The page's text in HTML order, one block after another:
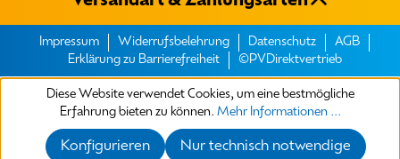
Impressum Widerrufsbelehrung Datenschutz
AGB
Erklärung zu Barrierefreiheit
©PVDirektvertrieb
Diese Website verwendet Cookies, um eine bestmögliche
Erfahrung bieten zu können. Mehr Informationen ...
Nur technisch notwendige
Konfigurieren